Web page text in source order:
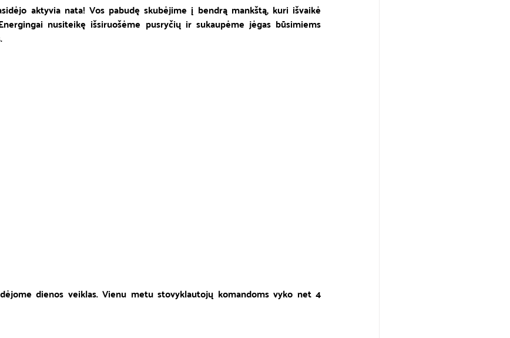
aktyvia nata! Vos pabudę skubėjime į bendrą mankštą, kuri išvaikė
nusiteikę išsiruošėme pusryčių ir sukaupėme jėgas būsimiems
dienos veiklas. Vienu metu stovyklautojų komandoms vyko net 4